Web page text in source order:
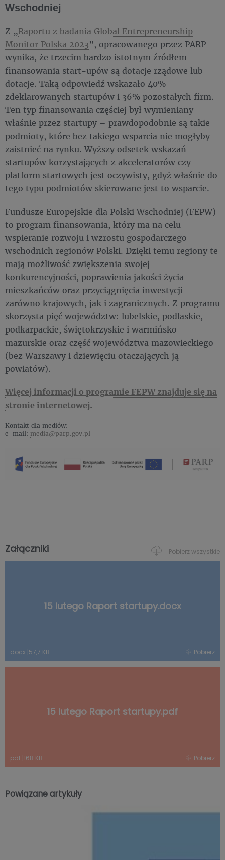
Wschodniej
Z „Raportu z badania Global Entrepreneurship
Monitor Polska 2023”, opracowanego przez PARP
wynika, że trzecim bardzo istotnym źródłem
finansowania start-upów są dotacje rządowe lub
dotacje. Taką odpowiedź wskazało 40%
zdeklarowanych startupów i 36% pozostałych firm.
Ten typ finansowania częściej był wymieniany
właśnie przez startupy – prawdopodobnie są takie
podmioty, które bez takiego wsparcia nie mogłyby
zaistnieć na rynku. Wyższy odsetek wskazań
startupów korzystających z akceleratorów czy
platform startowych jest oczywisty, gdyż właśnie do
tego typu podmiotów skierowane jest to wsparcie.
Fundusze Europejskie dla Polski Wschodniej (FEPW)
to program finansowania, który ma na celu
wspieranie rozwoju i wzrostu gospodarczego
wschodnich regionów Polski. Dzięki temu regiony te
mają możliwość zwiększenia swojej
konkurencyjności, poprawienia jakości życia
mieszkańców oraz przyciągnięcia inwestycji
zarówno krajowych, jak i zagranicznych. Z programu
skorzysta pięć województw: lubelskie, podlaskie,
podkarpackie, świętokrzyskie i warmińsko-
mazurskie oraz część województwa mazowieckiego
(bez Warszawy i dziewięciu otaczających ją
powiatów).
Więcej informacji o programie FEPW znajduje się na
stronie internetowej.
Kontakt dla mediów:
e-mail: media@parp.gov.pl
Załączniki Pobierz wszystkie
15 lutego Raport startupy.docx
docx |57,7 KB Pobierz
15 lutego Raport startupy.pdf
pdf |168 KB Pobierz
Powiązane artykuły